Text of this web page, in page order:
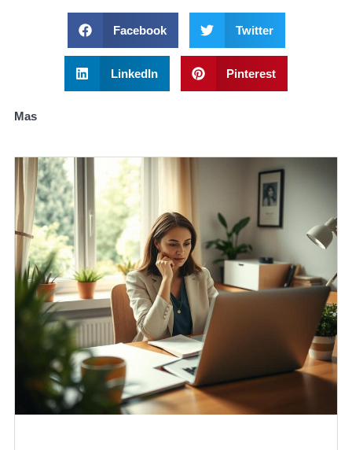
Facebook Twitter
LinkedIn Pinterest
Mas